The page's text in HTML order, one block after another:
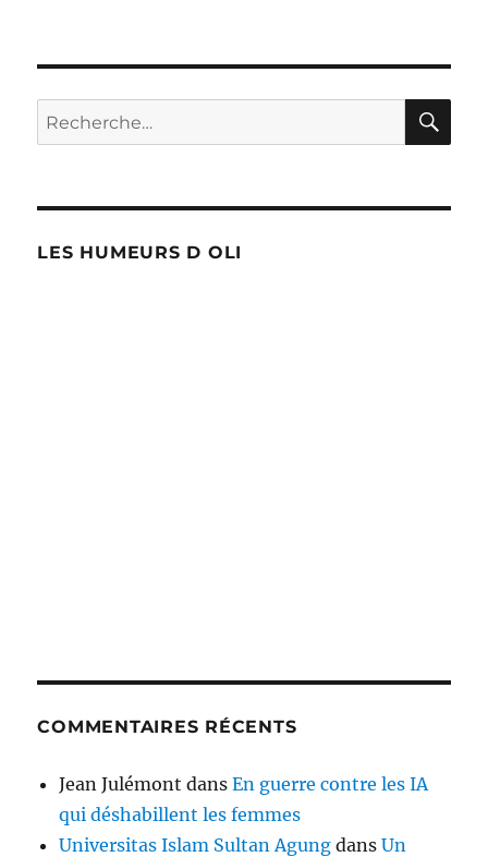
Recherche
pour :
LES HUMEURS D OLI
COMMENTAIRES RÉCENTS
Jean Julémont dansEn guerre contre les IA
qui déshabillent les femmes
Universitas Islam Sultan Agung dansUn